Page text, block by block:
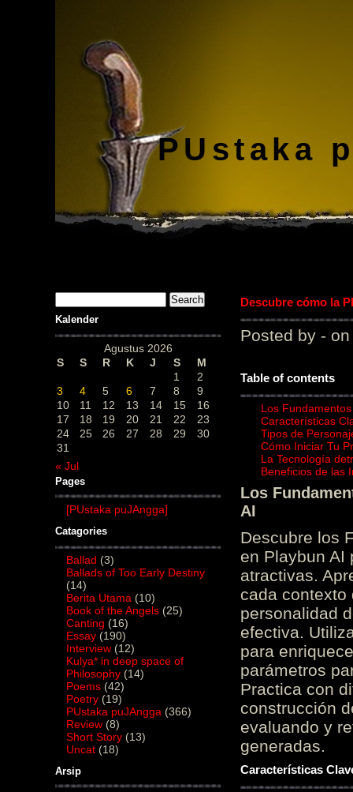
PUstaka
Kalender
Agustus 2026
S
S R K J S
M
1
2
3
4 5 6 7 8
9
10
11 12 13 14 15
16
17
18 19 20 21 22
23
24
25 26 27 28 29
30
31
« Jul
Pages
[PUstaka puJAngga]
Catagories
Ballad (3)
Ballads of Too Early Destiny
(14)
Berita Utama (10)
Book of the Angels (25)
Canting (16)
Essay (190)
Interview (12)
Kulya* in deep space of
Philosophy (14)
Poems (42)
Poetry (19)
PUstaka puJAngga (366)
Review (8)
Short Story (13)
Uncat (18)
Arsip
Descubre cómo la
Posted by - on
Table of contents
Los
Características
Tipos de
Cómo Iniciar Tu
La Tecnología
Beneficios de las
Los
AI
Descubre los
en Playbun AI
atractivas.
cada contexto
personalidad
efectiva.
para
parámetros
Practica con
construcción
evaluando y
generadas.
Características